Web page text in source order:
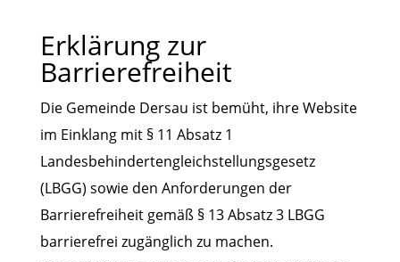
Erklärung zur
Barrierefreiheit
Die Gemeinde Dersau ist bemüht, ihre Website
im Einklang mit § 11 Absatz 1
Landesbehindertengleichstellungsgesetz
(LBGG) sowie den Anforderungen der
Barrierefreiheit gemäß § 13 Absatz 3 LBGG
barrierefrei zugänglich zu machen.